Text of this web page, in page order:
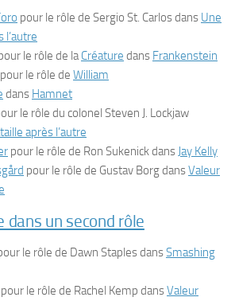
pour le rôle de Sergio St. Carlos dans Une
l’autre
le rôle de laCréature dans Frankenstein
pour le rôle de William
dans Hamnet
le rôle du colonel Steven J. Lockjaw
après l’autre
pour le rôle de Ron Sukenick dans Jay Kelly
pour le rôle de Gustav Borg dansValeur
dans un second rôle
le rôle de Dawn Staples dansSmashing
pour le rôle de Rachel Kemp dansValeur